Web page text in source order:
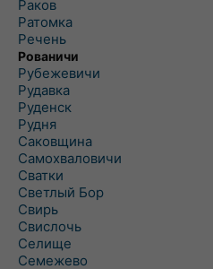
Раков
Ратомка
Речень
Рованичи
Рубежевичи
Рудавка
Руденск
Рудня
Саковщина
Самохваловичи
Сватки
Светлый Бор
Свирь
Свислочь
Селище
Семежево